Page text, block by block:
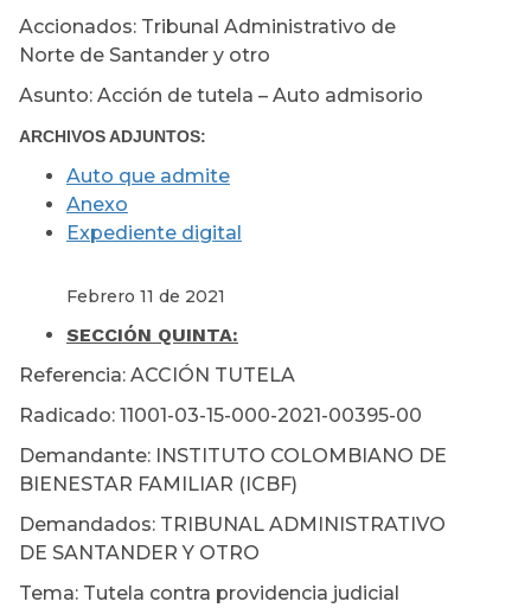
Accionados: Tribunal Administrativo de
Norte de Santander y otro
Asunto: Acción de tutela – Auto admisorio
ARCHIVOS ADJUNTOS:
Auto que admite
Anexo
Expediente digital
Febrero 11 de 2021
SECCIÓN QUINTA:
Referencia: ACCIÓN TUTELA
Radicado: 11001-03-15-000-2021-00395-00
Demandante: INSTITUTO COLOMBIANO DE
BIENESTAR FAMILIAR (ICBF)
Demandados: TRIBUNAL ADMINISTRATIVO
DE SANTANDER Y OTRO
Tema: Tutela contra providencia judicial